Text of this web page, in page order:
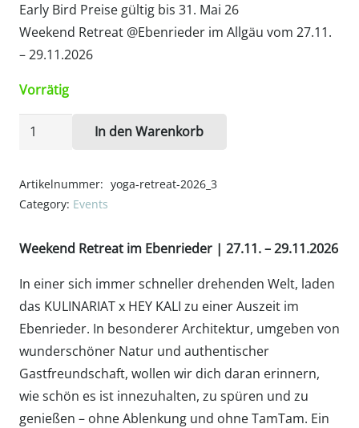
Early Bird Preise gültig bis 31. Mai 26
Weekend Retreat @Ebenrieder im Allgäu vom 27.11.
– 29.11.2026
Vorrätig
Early
im
3er
Weekend
Retreat
@Ebenrieder
|
27.11.
-
29.11.2026
Menge
In den Warenkorb
Artikelnummer: yoga-retreat-2026_3
Category: Events
Weekend Retreat im Ebenrieder | 27.11. – 29.11.2026
In einer sich immer schneller drehenden Welt, laden
das KULINARIAT x HEY KALI zu einer Auszeit im
Ebenrieder. In besonderer Architektur, umgeben von
wunderschöner Natur und authentischer
Gastfreundschaft, wollen wir dich daran erinnern,
wie schön es ist innezuhalten, zu spüren und zu
genießen – ohne Ablenkung und ohne TamTam. Ein